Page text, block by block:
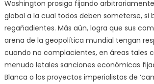
Washington prosiga fijando
global a la cual todos deben someterse, si
regañadientes. Más aún, logra que sus
arena de la geopolítica mundial tengan
cuando no complacientes, en áreas tales
menudo letales sanciones económicas
Blanca o los proyectos imperialistas de